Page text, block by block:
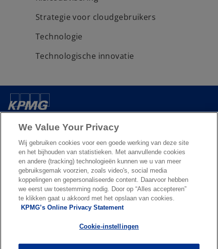
Strategie voor cloudgebruikers
Technologie
Technologische innovatie
Over ons
Nieuws & Media
Diensten
o
p
e
o
e
Privacy & cookies Accessibility
© 2026 KPMG N.V., een naamloze vennootschap en lid van het KPMG-
We Value Your Privacy
Wij gebruiken cookies voor een goede werking van deze site
en het bijhouden van statistieken. Met aanvullende cookies
en andere (tracking) technologieën kunnen we u van meer
gebruiksgemak voorzien, zoals video's, social media
koppelingen en gepersonaliseerde content. Daarvoor hebben
we eerst uw toestemming nodig. Door op “Alles accepteren”
te klikken gaat u akkoord met het opslaan van cookies.
KPMG’s Online Privacy Statement
Cookie-instellingen